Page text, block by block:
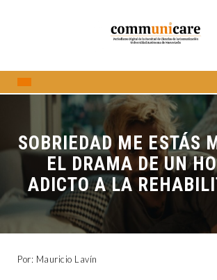
SOBRIEDAD ME ESTÁS
EL DRAMA DE UN
ADICTO A LA
Por: Mauricio Lavín